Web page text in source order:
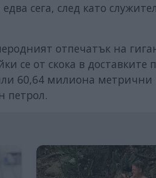
сега, след като
отпечатък на
се от скока в доставките
60,64 милиона метрични
петрол.